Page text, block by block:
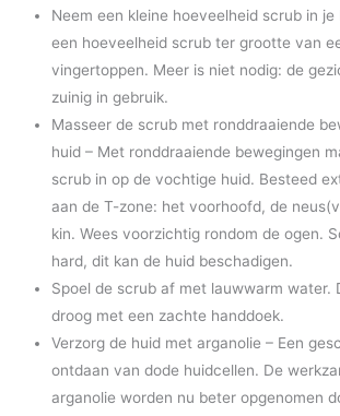
Neem een kleine hoeveelheid scrub in je
een hoeveelheid scrub ter grootte van
vingertoppen. Meer is niet nodig: de
zuinig in gebruik.
Masseer de scrub met ronddraaiende
huid – Met ronddraaiende bewegingen
scrub in op de vochtige huid. Besteed
aan de T-zone: het voorhoofd, de
kin. Wees voorzichtig rondom de ogen.
hard, dit kan de huid beschadigen.
Spoel de scrub af met lauwwarm water.
droog met een zachte handdoek.
Verzorg de huid met arganolie – Een
ontdaan van dode huidcellen. De
arganolie worden nu beter opgenomen